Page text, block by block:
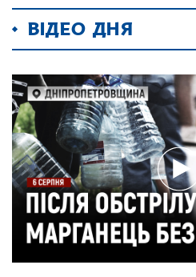
ВІДЕО ДНЯ